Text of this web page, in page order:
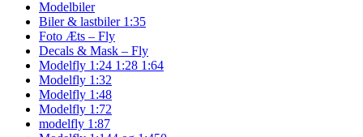
Modelbiler
Biler & lastbiler 1:35
Foto Æts – Fly
Decals & Mask – Fly
Modelfly 1:24 1:28 1:64
Modelfly 1:32
Modelfly 1:48
Modelfly 1:72
modelfly 1:87